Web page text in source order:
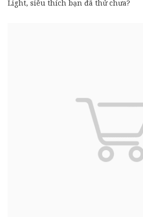
Light, siêu thích bạn đã thử chưa?